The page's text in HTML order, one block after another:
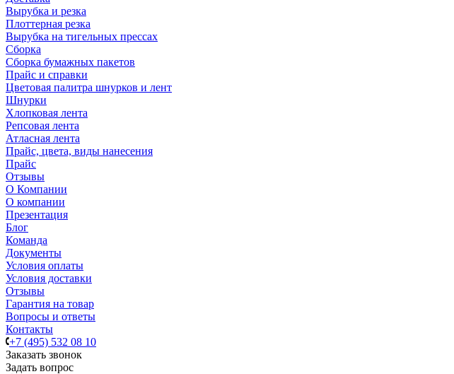
Вырубка и резка
Плоттерная резка
Вырубка на тигельных прессах
Сборка
Сборка бумажных пакетов
Прайс и справки
Цветовая палитра шнурков и лент
Шнурки
Хлопковая лента
Репсовая лента
Атласная лента
Прайс, цвета, виды нанесения
Прайс
Отзывы
О Компании
О компании
Презентация
Блог
Команда
Документы
Условия оплаты
Условия доставки
Отзывы
Гарантия на товар
Вопросы и ответы
Контакты
+7 (495) 532 08 10
Заказать звонок
Задать вопрос